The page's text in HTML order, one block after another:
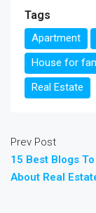
Tags
Apartment
House for
Real Estate
Prev Post
15 Best Blogs
About Real